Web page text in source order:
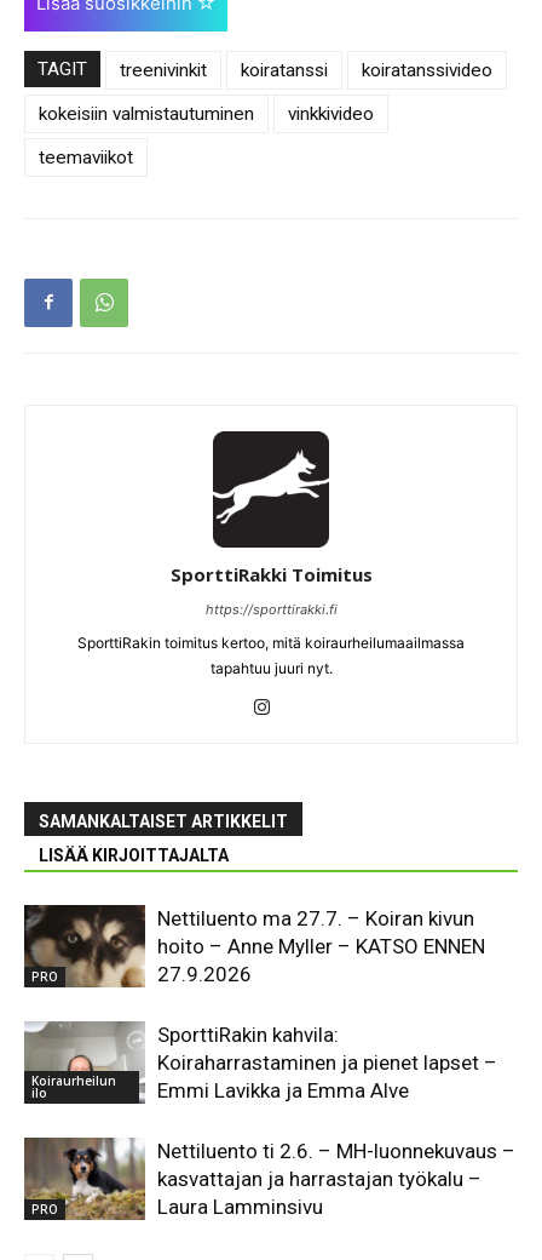
TAGIT treenivinkit koiratanssi
koiratanssivideo
kokeisiin valmistautuminen
vinkkivideo
teemaviikot
SporttiRakki Toimitus
https://sporttirakki.fi
SporttiRakin toimitus kertoo, mitä koiraurheilumaailmassa
tapahtuu juuri nyt.
SAMANKALTAISET ARTIKKELIT
LISÄÄ KIRJOITTAJALTA
PRO
Nettiluento ma 27.7. – Koiran kivun
hoito – Anne Myller – KATSO ENNEN
27.9.2026
Koiraurheilun
ilo
SporttiRakin kahvila:
Koiraharrastaminen ja pienet lapset –
Emmi Lavikka ja Emma Alve
PRO
Nettiluento ti 2.6. – MH-luonnekuvaus –
kasvattajan ja harrastajan työkalu –
Laura Lamminsivu